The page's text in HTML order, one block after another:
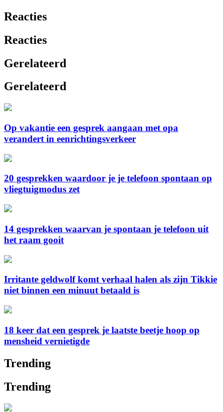
Reacties
Reacties
Gerelateerd
Gerelateerd
Op vakantie een gesprek aangaan met opa
verandert in eenrichtingsverkeer
20 gesprekken waardoor je je telefoon spontaan op
vliegtuigmodus zet
14 gesprekken waarvan je spontaan je telefoon uit
het raam gooit
Irritante geldwolf komt verhaal halen als zijn Tikkie
niet binnen een minuut betaald is
18 keer dat een gesprek je laatste beetje hoop op
mensheid vernietigde
Trending
Trending